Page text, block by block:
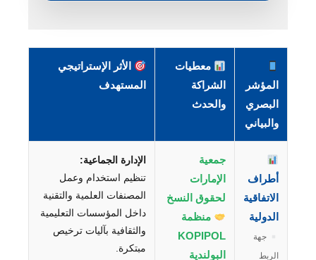
المؤشر
البصري
والبياني
معطيات
الشراكة
والحدث
الأثر الإستراتيجي
المستهدف
أطراف
الاتفاقية
الدولية
جهة
الربط
جمعية
الإمارات
لحقوق النسخ
منظمة
KOPIPOL
البولندية
الإدارة الجماعية:
تنظيم استخدام وعمل
المصنفات العلمية والتقنية
داخل المؤسسات التعليمية
والثقافية بآليات ترخيص
مبتكرة.